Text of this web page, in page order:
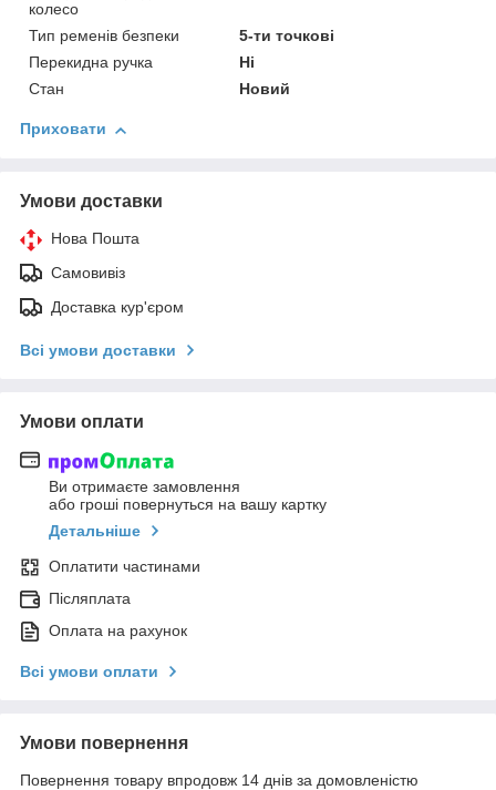
колесо
Тип ременів безпеки
5-ти точкові
Перекидна ручка
Ні
Стан
Новий
Приховати
Умови доставки
Нова Пошта
Самовивіз
Доставка кур'єром
Всі умови доставки
Умови оплати
Ви отримаєте замовлення
або гроші повернуться на вашу картку
Детальніше
Оплатити частинами
Післяплата
Оплата на рахунок
Всі умови оплати
Умови повернення
Повернення товару впродовж 14 днів за домовленістю